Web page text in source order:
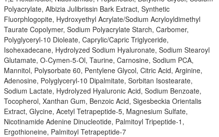
Polyacrylate, Albizia Julibrissin Bark Extract, Synthetic
Fluorphlogopite, Hydroxyethyl Acrylate/Sodium Acryloyldimethyl
Taurate Copolymer, Sodium Polyacrylate Starch, Carbomer,
Polyglyceryl-10 Dioleate, Caprylic/Capric Triglyceride,
Isohexadecane, Hydrolyzed Sodium Hyaluronate, Sodium Stearoyl
Glutamate, O-Cymen-5-Ol, Taurine, Carnosine, Sodium PCA,
Mannitol, Polysorbate 60, Pentylene Glycol, Citric Acid, Arginine,
Adenosine, Polyglyceryl-10 Dipalmitate, Sorbitan Isostearate,
Sodium Lactate, Hydrolyzed Hyaluronic Acid, Sodium Benzoate,
Tocopherol, Xanthan Gum, Benzoic Acid, Sigesbeckia Orientalis
Extract, Glycine, Acetyl Tetrapeptide-5, Magnesium Sulfate,
Nicotinamide Adenine Dinucleotide, Palmitoyl Tripeptide-1,
Ergothioneine, Palmitoyl Tetrapeptide-7